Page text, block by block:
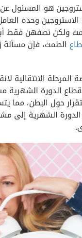
هو المسئول عن
وحده
ولكن نصفهن فقط
الطمث، فإن مسألة
الانتقالية
الدورة
حول البطن،
الشهرية إلى